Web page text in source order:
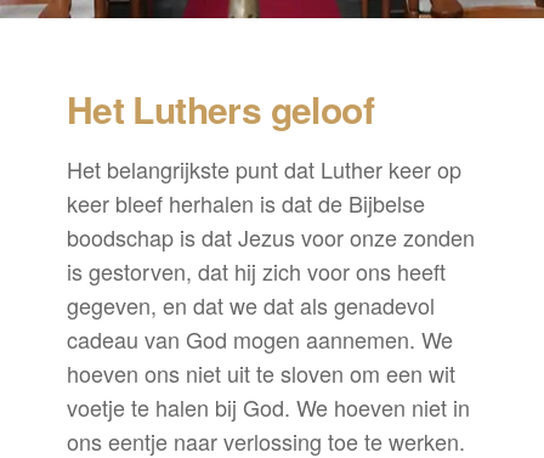
Het Luthers geloof
Het belangrijkste punt dat Luther keer op
keer bleef herhalen is dat de Bijbelse
boodschap is dat Jezus voor onze zonden
is gestorven, dat hij zich voor ons heeft
gegeven, en dat we dat als genadevol
cadeau van God mogen aannemen. We
hoeven ons niet uit te sloven om een wit
voetje te halen bij God. We hoeven niet in
ons eentje naar verlossing toe te werken.